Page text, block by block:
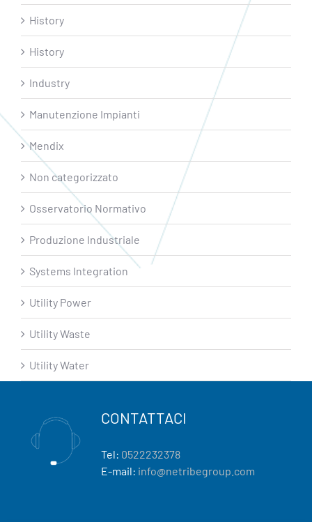
History
History
Industry
Manutenzione Impianti
Mendix
Non categorizzato
Osservatorio Normativo
Produzione Industriale
Systems Integration
Utility Power
Utility Waste
Utility Water
CONTATTACI
Tel: 0522232378
E-mail: info@netribegroup.com